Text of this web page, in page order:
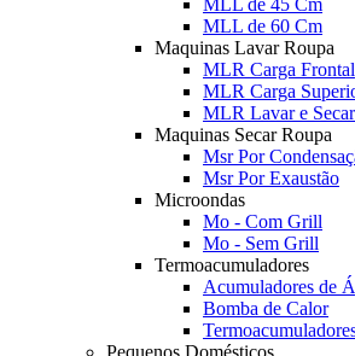
MLL de 45 Cm
MLL de 60 Cm
Maquinas Lavar Roupa
MLR Carga Frontal
MLR Carga
MLR Lavar e
Maquinas Secar Roupa
Msr Por
Msr Por Exaustão
Microondas
Mo - Com Grill
Mo - Sem Grill
Termoacumuladores
Acumuladores de
Bomba de Calor
Pequenos Domésticos